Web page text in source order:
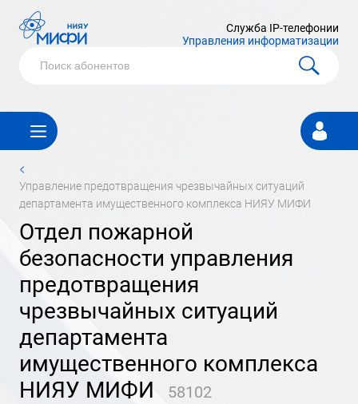
Служба IP-телефонии
Управления информатизации
Личный
кабинет
<
управление предотвращения чрезвычайных ситуаций
департамента имущественного комплекса НИЯУ МИФИ
отдел пожарной
безопасности управления
предотвращения
чрезвычайных ситуаций
департамента
имущественного комплекса
НИЯУ МИФИ
58102